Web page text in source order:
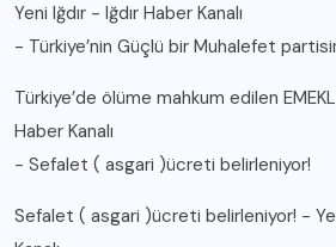
Yeni Iğdır - Iğdır Haber Kanalı
- Türkiye’nin Güçlü bir Muhalefet
Türkiye’de ölüme mahkum edilen
Haber Kanalı
- Sefalet ( asgari )ücreti belirleniyor!
Sefalet ( asgari )ücreti belirleniyor! -